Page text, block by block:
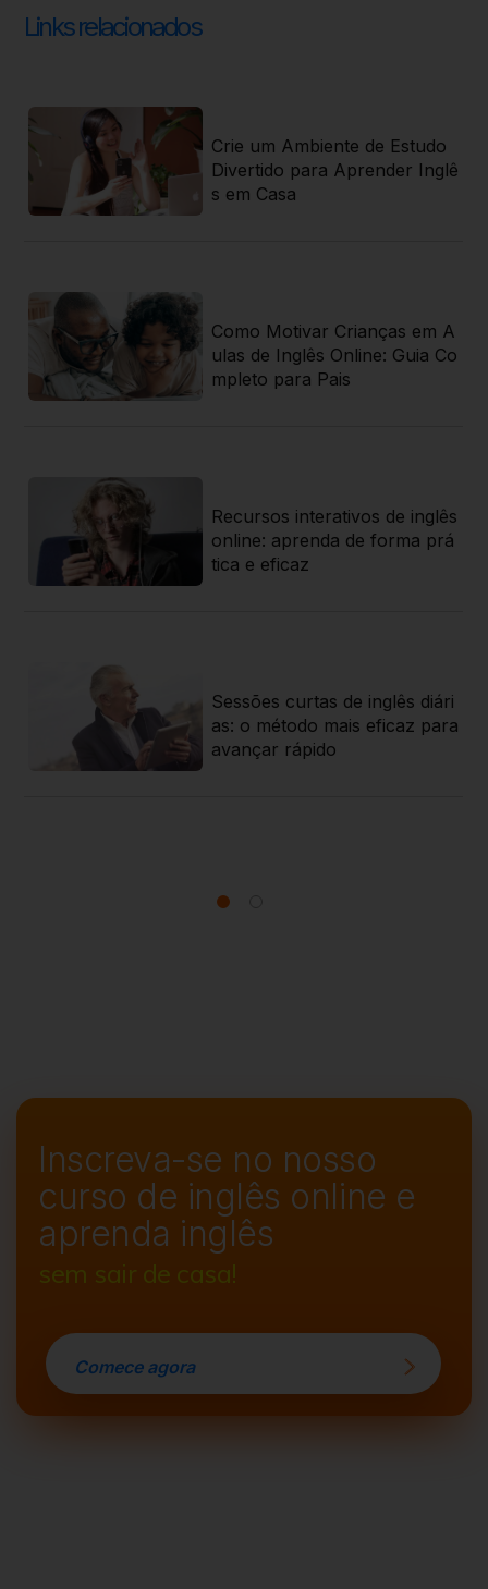
Links relacionados
Crie um Ambiente de Estudo
Divertido para Aprender Inglê
s em Casa
Como Motivar Crianças em A
ulas de Inglês Online: Guia Co
mpleto para Pais
Recursos interativos de inglês
online: aprenda de forma prá
tica e eficaz
Sessões curtas de inglês diári
as: o método mais eficaz para
avançar rápido
Inscreva-se no nosso
curso de inglês online e
aprenda inglês
sem sair de casa!
Comece agora